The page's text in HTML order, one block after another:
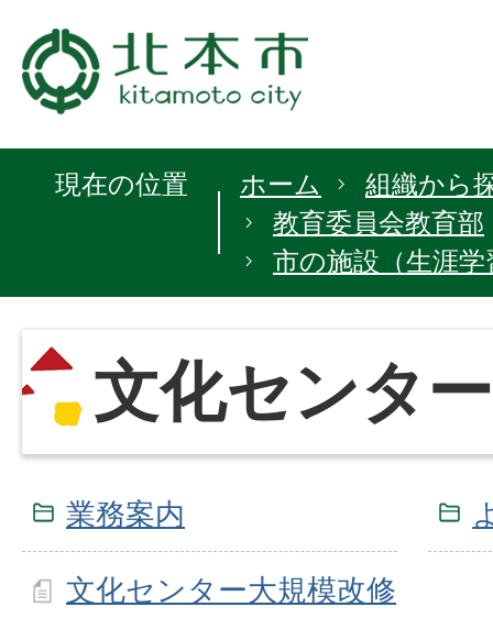
現在の位置 ホーム
組織から
教育委員会教育部
市の施設（生涯学
文化センター
業務案内
文化センター大規模改修